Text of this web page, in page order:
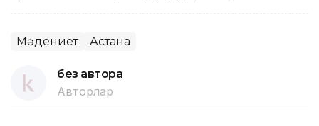
Мәдениет Астана
без автора
Авторлар